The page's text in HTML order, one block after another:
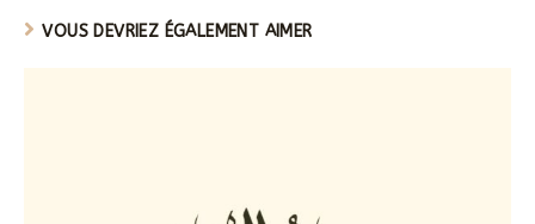
VOUS DEVRIEZ ÉGALEMENT AIMER